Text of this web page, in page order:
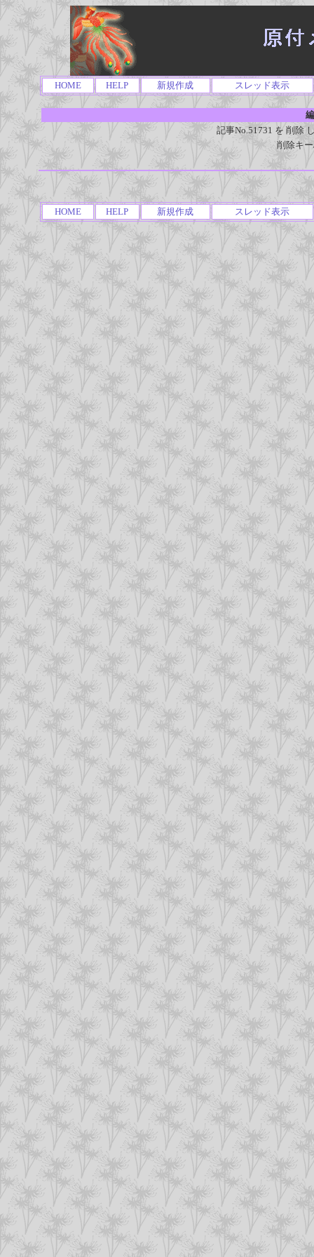
HOME HELP 新規作成 スレッド表示
記事No.51731 を 削除
削除キ
HOME HELP 新規作成 スレッド表示